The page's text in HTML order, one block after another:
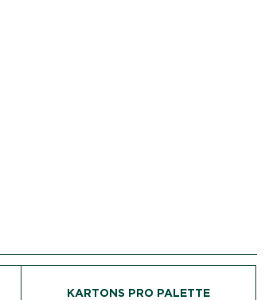
KARTONS PRO PALETTE